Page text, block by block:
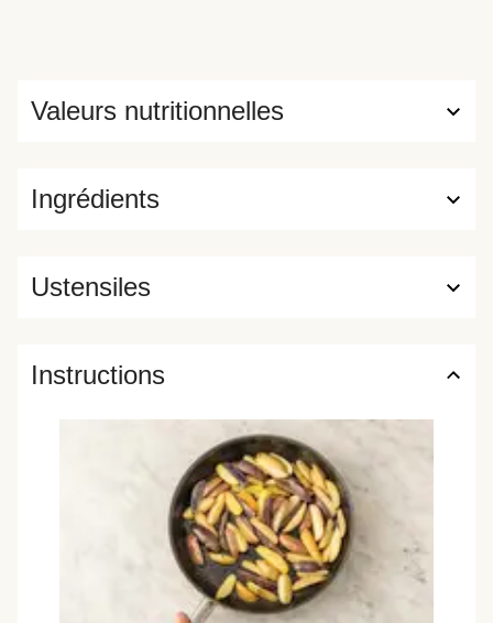
Ingrédients
Valeurs nutritionnelles
Ustensiles
Instructions